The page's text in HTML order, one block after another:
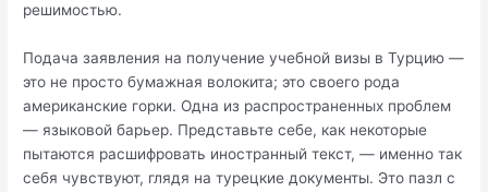
решимостью.
Подача заявления на получение учебной визы в Турцию —
это не просто бумажная волокита; это своего рода
американские горки. Одна из распространенных проблем
— языковой барьер. Представьте себе, как некоторые
пытаются расшифровать иностранный текст, — именно так
себя чувствуют, глядя на турецкие документы. Это пазл с